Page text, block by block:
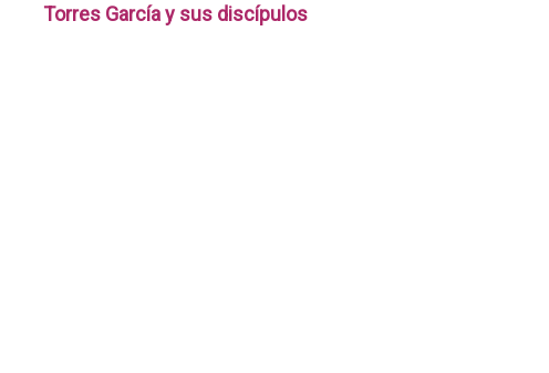
Torres García y sus discípulos